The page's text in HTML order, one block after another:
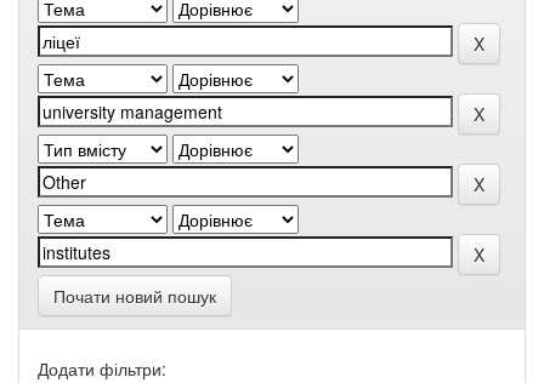
Почати новий пошук
Додати фільтри: